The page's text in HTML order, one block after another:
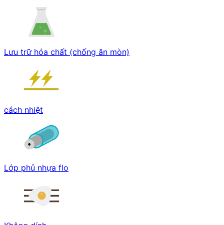
Lưu trữ hóa chất (chống ăn mòn)
cách nhiệt
Lớp phủ nhựa flo